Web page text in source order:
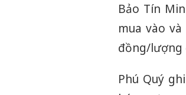
Bảo Tín
mua vào
đồng/lượng
Phú Quý